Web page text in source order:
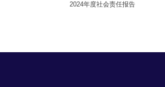
2024年度社会责任报告